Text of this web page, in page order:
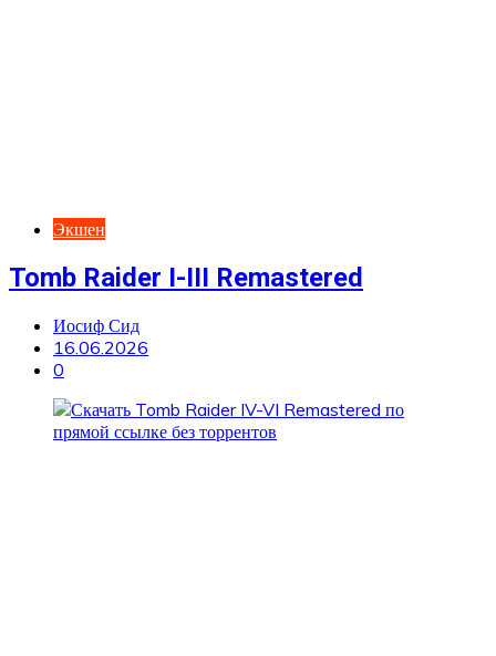
Экшен
Tomb Raider I-III Remastered
Иосиф Сид
16.06.2026
0